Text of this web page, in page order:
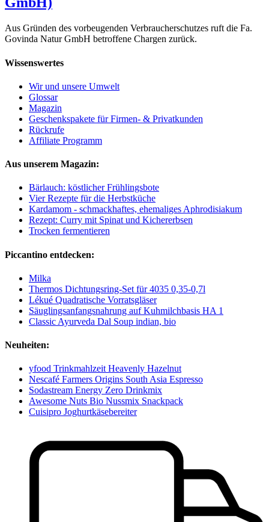
Aus Gründen des vorbeugenden Verbraucherschutzes ruft die Fa.
Govinda Natur GmbH betroffene Chargen zurück.
Wissenswertes
Wir und unsere Umwelt
Glossar
Magazin
Geschenkspakete für Firmen- & Privatkunden
Rückrufe
Affiliate Programm
Aus unserem Magazin:
Bärlauch: köstlicher Frühlingsbote
Vier Rezepte für die Herbstküche
Kardamom - schmackhaftes, ehemaliges Aphrodisiakum
Rezept: Curry mit Spinat und Kichererbsen
Trocken fermentieren
Piccantino entdecken:
Milka
Thermos Dichtungsring-Set für 4035 0,35-0,7l
Lékué Quadratische Vorratsgläser
Säuglingsanfangsnahrung auf Kuhmilchbasis HA 1
Classic Ayurveda Dal Soup indian, bio
Neuheiten:
yfood Trinkmahlzeit Heavenly Hazelnut
Nescafé Farmers Origins South Asia Espresso
Sodastream Energy Zero Drinkmix
Awesome Nuts Bio Nussmix Snackpack
Cuisipro Joghurtkäsebereiter